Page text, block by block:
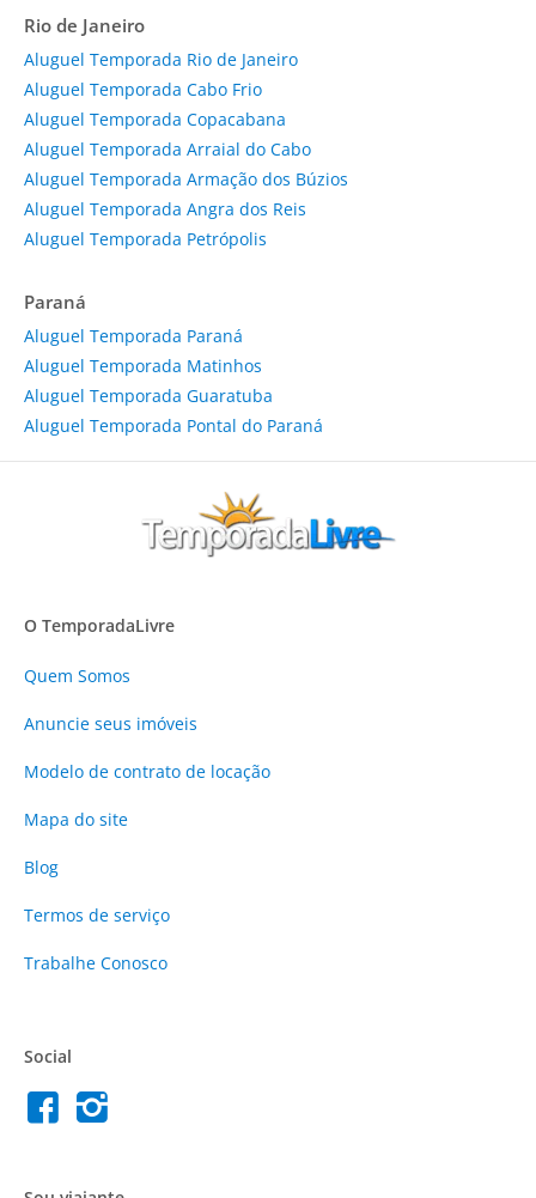
Rio de Janeiro
Aluguel Temporada Rio de Janeiro
Aluguel Temporada Cabo Frio
Aluguel Temporada Copacabana
Aluguel Temporada Arraial do Cabo
Aluguel Temporada Armação dos Búzios
Aluguel Temporada Angra dos Reis
Aluguel Temporada Petrópolis
Paraná
Aluguel Temporada Paraná
Aluguel Temporada Matinhos
Aluguel Temporada Guaratuba
Aluguel Temporada Pontal do Paraná
O TemporadaLivre
Quem Somos
Anuncie seus imóveis
Modelo de contrato de locação
Mapa do site
Blog
Termos de serviço
Trabalhe Conosco
Social